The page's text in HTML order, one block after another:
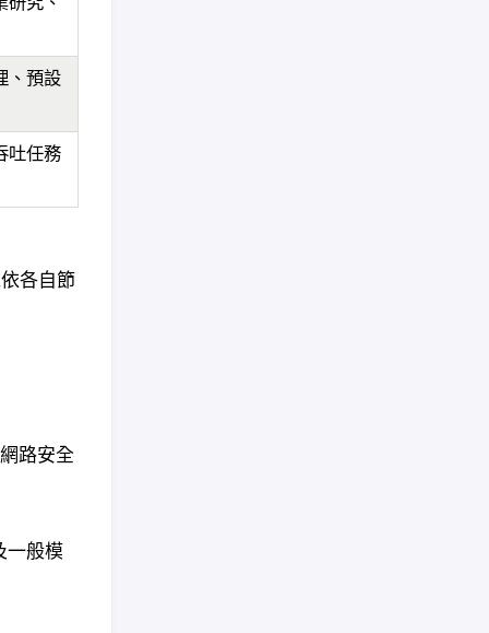
、預設
吐任務
各自節
路安全
一般模